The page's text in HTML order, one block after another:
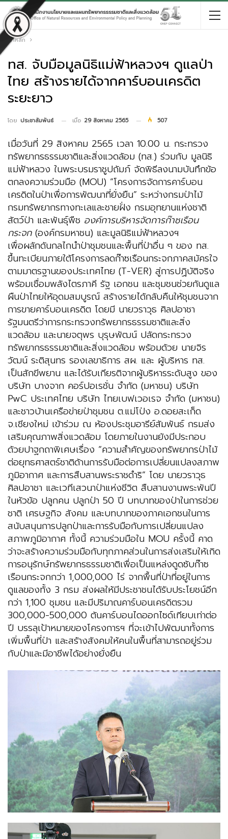
หน้าหลัก
ทส. จับมือมูลนิธิแม่ฟ้าหลวงฯ ดูแลป่า
ไทย สร้างรายได้จากคาร์บอนเครดิต
ระยะยาว
โดย ประชาสัมพันธ์ เมื่อ 29 สิงหาคม 2565 507
เมื่อวันที่ 29 สิงหาคม 2565 เวลา 10.00 น. กระทรวง
ทรัพยากรธรรมชาติและสิ่งแวดล้อม (ทส.) ร่วมกับ มูลนิธิ
แม่ฟ้าหลวง ในพระบรมราชูปถัมภ์ จัดพิธีลงนามบันทึกข้อ
ตกลงความร่วมมือ (MOU) “โครงการจัดการคาร์บอน
เครดิตในป่าเพื่อการพัฒนาที่ยั่งยืน” ระหว่างกรมป่าไม้
กรมทรัพยากรทางทะเลและชายฝั่ง กรมอุทยานแห่งชาติ
สัตว์ป่า และพันธุ์พืช องค์การบริหารจัดการก๊าซเรือน
กระจก(องค์กรมหาชน) และมูลนิธิแม่ฟ้าหลวงฯ
เพื่อผลักดันกลไกนำป่าชุมชนและพื้นที่ป่าอื่น ๆ ของ ทส.
ขึ้นทะเบียนภายใต้โครงการลดก๊าซเรือนกระจกภาคสมัครใจ
ตามมาตรฐานของประเทศไทย (T-VER) สู่การปฏิบัติจริง
พร้อมเชื่อมพลังไตรภาคี รัฐ เอกชน และชุมชนช่วยกันดูแล
ผืนป่าไทยให้อุดมสมบูรณ์ สร้างรายได้กลับคืนให้ชุมชนจาก
การขายคาร์บอนเครดิต โดยมี นายวราวุธ ศิลปอาชา
รัฐมนตรีว่าการกระทรวงทรัพยากรธรรมชาติและสิ่ง
แวดล้อม และนายจตุพร บุรุษพัฒน์ ปลัดกระทรวง
ทรัพยากรธรรมชาติและสิ่งแวดล้อม พร้อมด้วย นายจิร
วัฒน์ ระติสุนทร รองเลขาธิการ สผ. และ ผู้บริหาร ทส.
เป็นสักขีพยาน และได้รับเกียรติจากผู้บริหารระดับสูง ของ
บริษัท บางจาก คอร์ปอเรชั่น จำกัด (มหาชน) บริษัท
PwC ประเทศไทย บริษัท ไทยเบฟเวอเรจ จำกัด (มหาชน)
และชาวบ้านเครือข่ายป่าชุมชน ต.แม่โป่ง อ.ดอยสะเก็ด
จ.เชียงใหม่ เข้าร่วม ณ ห้องประชุมอารีย์สัมพันธ์ กรมส่ง
เสริมคุณภาพสิ่งแวดล้อม โดยภายในงานยังมีประกอบ
ด้วยปาฐกถาพิเศษเรื่อง “ความสำคัญของทรัพยากรป่าไม้
ต่อยุทธศาสตร์ชาติด้านการรับมือต่อการเปลี่ยนแปลงสภาพ
ภูมิอากาศ และการสืบสานพระราชดำริ” โดย นายวราวุธ
ศิลปอาชา และเวทีเสวนาป่าแห่งชีวิต สืบสานงานพระพันปี
ในหัวข้อ ปลูกคน ปลูกป่า 50 ปี บทบาทของป่าในการช่วย
ชาติ เศรษฐกิจ สังคม และบทบาทของภาคเอกชนในการ
สนับสนุนการปลูกป่าและการรับมือกับการเปลี่ยนแปลง
สภาพภูมิอากาศ ทั้งนี้ ความร่วมมือใน MOU ครั้งนี้ คาด
ว่าจะสร้างความร่วมมือกับทุกภาคส่วนในการส่งเสริมให้เกิด
การอนุรักษ์ทรัพยากรธรรมชาติเพื่อเป็นแหล่งดูดซับก๊าซ
เรือนกระจกกว่า 1,000,000 ไร่ จากพื้นที่ป่าที่อยู่ในการ
ดูแลของทั้ง 3 กรม ส่งผลให้มีประชาชนได้รับประโยชน์อีก
กว่า 1,100 ชุมชน และมีปริมาณคาร์บอนเครดิตรวม
300,000-500,000 ตันคาร์บอนไดออกไซด์เทียบเท่าต่อ
ปี บรรลุเป้าหมายของโครงการฯ ที่จะเข้าไปพัฒนาทั้งการ
เพิ่มพื้นที่ป่า และสร้างสังคมให้คนในพื้นที่สามารถอยู่ร่วม
กับป่าและมีอาชีพได้อย่างยั่งยืน